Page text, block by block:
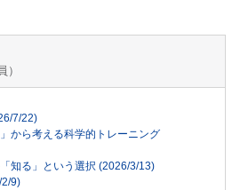
7/22)
から考える科学的トレーニング
知る」という選択 (2026/3/13)
9)